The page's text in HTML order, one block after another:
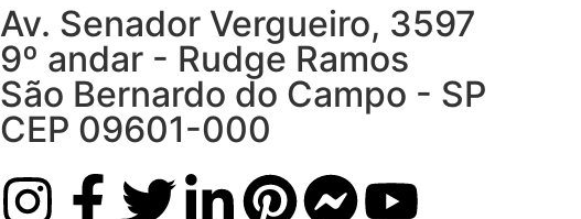
Av. Senador Vergueiro, 3597
9º andar - Rudge Ramos
São Bernardo do Campo - SP
CEP 09601-000